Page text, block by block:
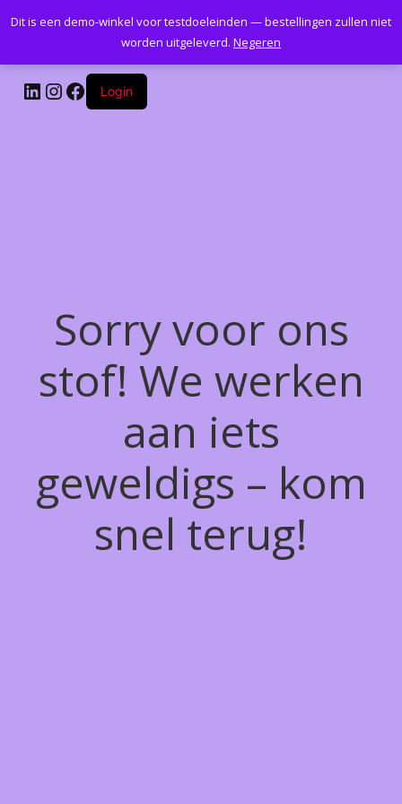
Kantoormeubelenplus.com
LinkedIn
Instagram
Facebook
Login
Sorry voor ons
stof! We werken
aan iets
geweldigs – kom
snel terug!
Dit is een demo-winkel voor testdoeleinden — bestellingen zullen niet
worden uitgeleverd. Negeren